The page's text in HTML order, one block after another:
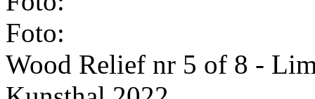
Foto:
Wood Relief nr 5 of 8 -